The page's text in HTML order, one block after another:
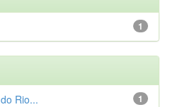
1
1
Rio...